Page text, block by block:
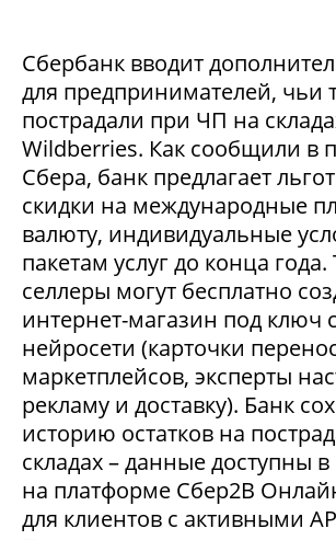
Сбербанк вводит
для предпринимателей, чьи
пострадали при ЧП на
Wildberries. Как сообщили в
Сбера, банк предлагает
скидки на международные
валюту, индивидуальные
пакетам услуг до конца
селлеры могут бесплатно
интернет-магазин под
нейросети (карточки
маркетплейсов, эксперты
рекламу и доставку). Банк
историю остатков на
складах – данные доступны в
на платформе Сбер2В
для клиентов с активными